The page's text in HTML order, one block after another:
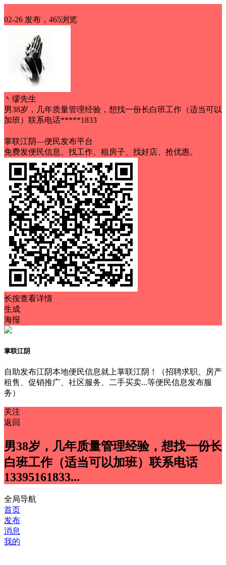
02-26 发布，465浏览
丶缪先生
男38岁，几年质量管理经验，想找一份长白班工作（适当可以
加班）联系电话*****1833
掌联江阴—便民发布平台
免费发便民信息、找工作、租房子、找好店、抢优惠。
长按查看详情
生成
海报
掌联江阴
自助发布江阴本地便民信息就上掌联江阴！（招聘求职、房产
租售、促销推广、社区服务、二手买卖...等便民信息发布服
务）
关注
返回
男38岁，几年质量管理经验，想找一份长
白班工作（适当可以加班）联系电话
13395161833...
全局导航
首页
发布
消息
我的